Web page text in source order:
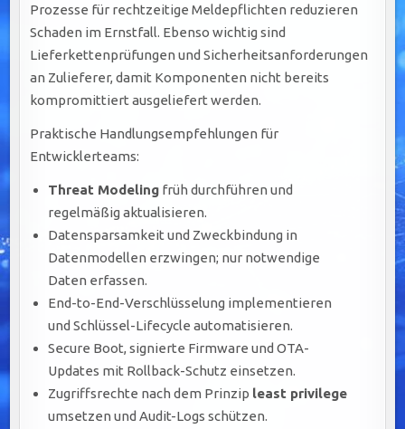
Prozesse für rechtzeitige Meldepflichten reduzieren
Schaden im Ernstfall. Ebenso wichtig sind
Lieferkettenprüfungen und Sicherheitsanforderungen
an Zulieferer, damit Komponenten nicht bereits
kompromittiert ausgeliefert werden.
Praktische Handlungsempfehlungen für
Entwicklerteams:
Threat Modeling früh durchführen und
regelmäßig aktualisieren.
Datensparsamkeit und Zweckbindung in
Datenmodellen erzwingen; nur notwendige
Daten erfassen.
End-to-End-Verschlüsselung implementieren
und Schlüssel-Lifecycle automatisieren.
Secure Boot, signierte Firmware und OTA-
Updates mit Rollback-Schutz einsetzen.
Zugriffsrechte nach dem Prinzip least privilege
umsetzen und Audit-Logs schützen.